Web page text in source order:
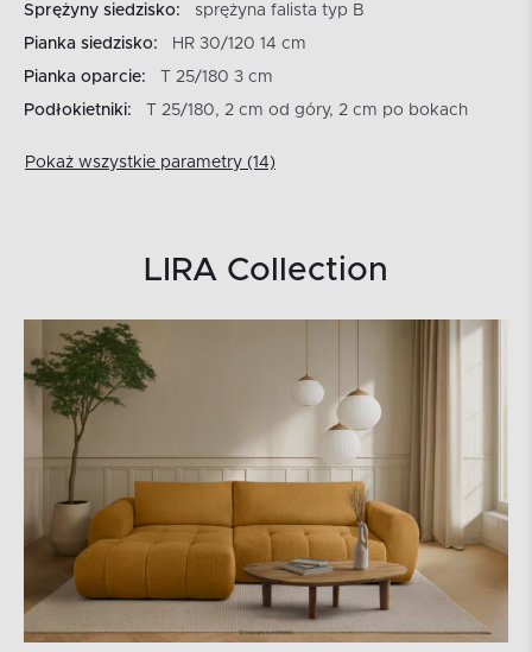
Sprężyny siedzisko:
sprężyna falista typ B
Pianka siedzisko:
HR 30/120 14 cm
Pianka oparcie:
T 25/180 3 cm
Podłokietniki:
T 25/180, 2 cm od góry, 2 cm po bokach
Pokaż wszystkie parametry (14)
LIRA Collection